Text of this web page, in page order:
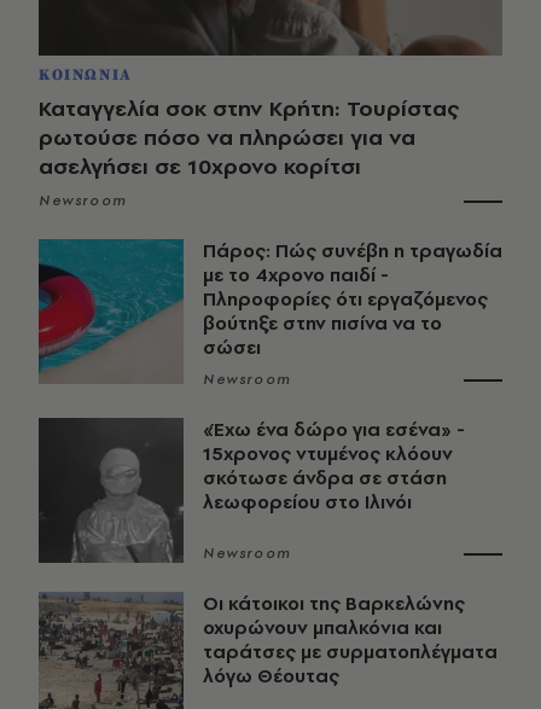
ΚΟΙΝΩΝΙΑ
Καταγγελία σοκ στην Κρήτη: Τουρίστας
ρωτούσε πόσο να πληρώσει για να
ασελγήσει σε 10χρονο κορίτσι
Newsroom
Πάρος: Πώς συνέβη η τραγωδία
με το 4χρονο παιδί -
Πληροφορίες ότι εργαζόμενος
βούτηξε στην πισίνα να το
σώσει
Newsroom
«Έχω ένα δώρο για εσένα» -
15χρονος ντυμένος κλόουν
σκότωσε άνδρα σε στάση
λεωφορείου στο Ιλινόι
Newsroom
Οι κάτοικοι της Βαρκελώνης
οχυρώνουν μπαλκόνια και
ταράτσες με συρματοπλέγματα
λόγω Θέουτας